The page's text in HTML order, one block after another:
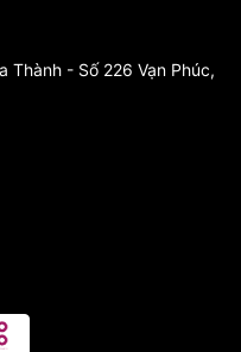
đa dạng. Ảnh: Kynkovietnam
dạng
– 1.8 - 2.2 – 2.6mm,
lựa chọn tối ưu cho
bình tới cao, đảm bảo sơn
Thành - Số 226 Vạn Phúc,